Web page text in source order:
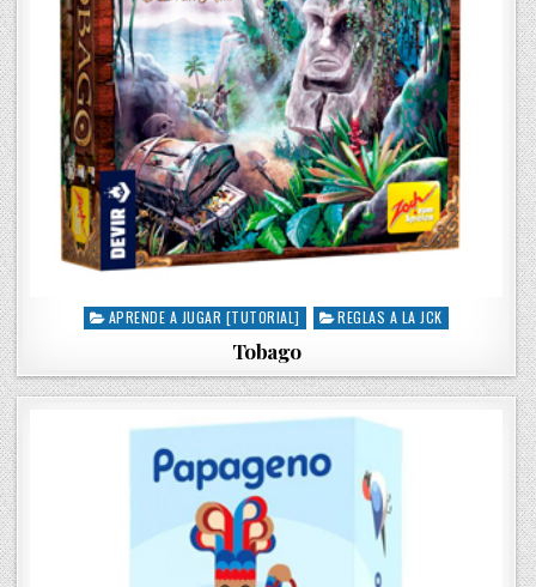
P
t
APRENDE A JUGAR [TUTORIAL] REGLAS A LA JCK
Tobago